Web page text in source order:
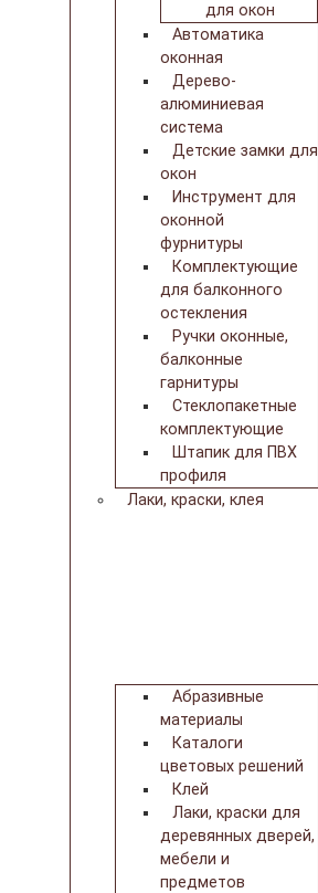
для окон
Автоматика
оконная
Дерево-
алюминиевая
система
Детские замки для
окон
Инструмент для
оконной
фурнитуры
Комплектующие
для балконного
остекления
Ручки оконные,
балконные
гарнитуры
Стеклопакетные
комплектующие
Штапик для ПВХ
профиля
Лаки, краски, клея
Абразивные
материалы
Каталоги
цветовых решений
Клей
Лаки, краски для
деревянных дверей,
мебели и
предметов